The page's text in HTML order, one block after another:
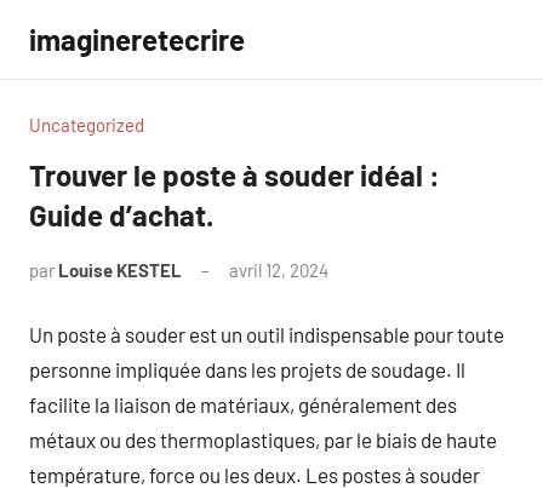
contenu
imagineretecrire
Uncategorized
Trouver le poste à souder idéal :
Guide d’achat.
par Louise KESTEL avril 12, 2024
Un poste à souder est un outil indispensable pour toute
personne impliquée dans les projets de soudage. Il
facilite la liaison de matériaux, généralement des
métaux ou des thermoplastiques, par le biais de haute
température, force ou les deux. Les postes à souder